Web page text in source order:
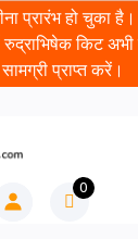
प्रारंभ हो चुका
रुद्राभिषेक किट
प्राप्त करें।
0